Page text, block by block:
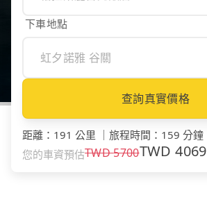
下車地點
查詢真實價格
距離 ： 191 公里 旅程時間 ： 159 分鐘
您的車資預估TWD5700TWD4069